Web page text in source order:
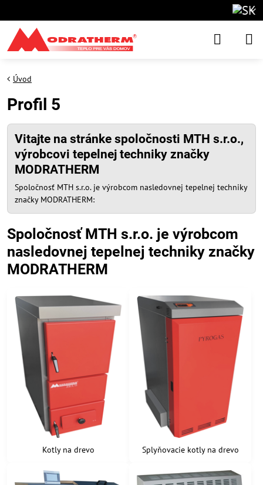
Úvod
Profil 5
Vitajte na stránke spoločnosti MTH s.r.o.,
výrobcovi tepelnej techniky značky
MODRATHERM
Spoločnosť MTH s.r.o. je výrobcom nasledovnej tepelnej techniky
značky MODRATHERM:
Spoločnosť MTH s.r.o. je výrobcom
nasledovnej tepelnej techniky značky
MODRATHERM
Kotly na drevo Splyňovacie kotly na drevo